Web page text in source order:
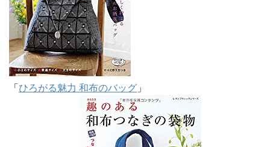
「 ひろがる魅力 和布のバッグ 」